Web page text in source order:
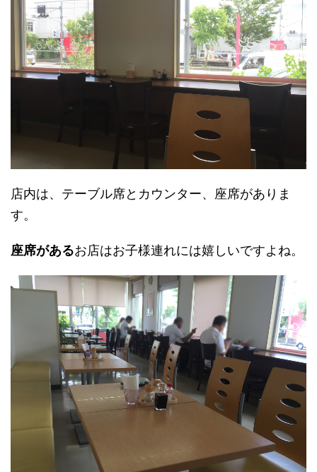
店内は、テーブル席とカウンター、座席がありま
す。
座席があるお店はお子様連れには嬉しいですよね。